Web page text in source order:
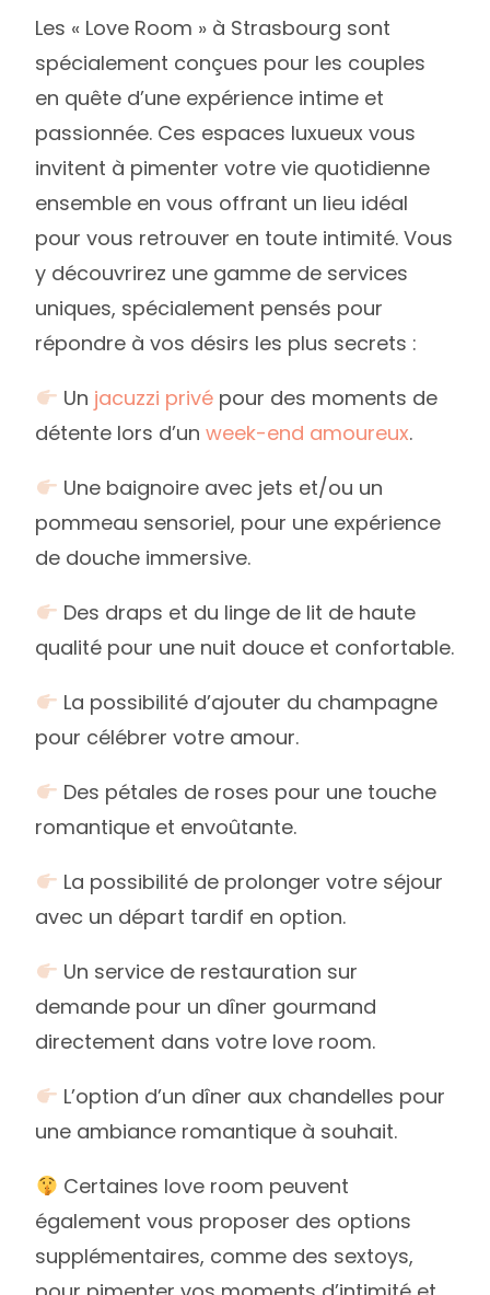
Les « Love Room » à Strasbourg sont
spécialement conçues pour les couples
en quête d’une expérience intime et
passionnée. Ces espaces luxueux vous
invitent à pimenter votre vie quotidienne
ensemble en vous offrant un lieu idéal
pour vous retrouver en toute intimité. Vous
y découvrirez une gamme de services
uniques, spécialement pensés pour
répondre à vos désirs les plus secrets :
Un jacuzzi privépour des moments de
détente lors d’unweek-end amoureux.
Une baignoire avec jets et/ou un
pommeau sensoriel, pour une expérience
de douche immersive.
Des draps et du linge de lit de haute
qualité pour une nuit douce et confortable.
La possibilité d’ajouter du champagne
pour célébrer votre amour.
Des pétales de roses pour une touche
romantique et envoûtante.
La possibilité de prolonger votre séjour
avec un départ tardif en option.
Un service de restauration sur
demande pour un dîner gourmand
directement dans votre love room.
L’option d’un dîner aux chandelles pour
une ambiance romantique à souhait.
Certaines love room peuvent
également vous proposer des options
supplémentaires, comme des sextoys,